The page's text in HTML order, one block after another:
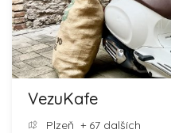
VezuKafe
Plzeň + 67 dalších